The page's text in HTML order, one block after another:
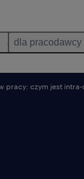
dla pracodawcy
pracy: czym jest